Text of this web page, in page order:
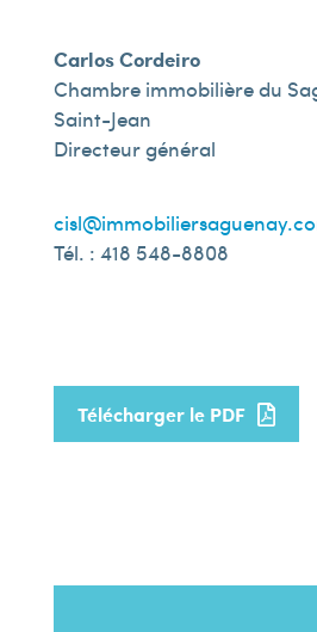
Carlos Cordeiro
Chambre immobilière du
Saint-Jean
Directeur général
Tél. : 418 548-8808
Télécharger le PDF